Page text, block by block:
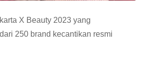
X Beauty 2023 yang
250 brand kecantikan resmi